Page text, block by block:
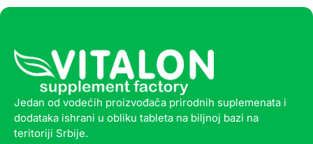
Jedan od vodećih proizvođača prirodnih suplemenata i
dodataka ishrani u obliku tableta na biljnoj bazi na
teritoriji Srbije.